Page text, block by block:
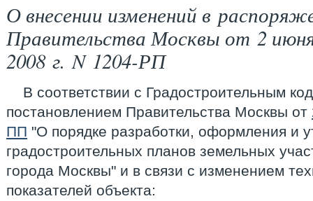
О внесении изменений в
Правительства Москвы от 2
2008 г. N 1204-РП
В соответствии с Градостроительным
постановлением Правительства Москвы от
ПП "О порядке разработки, оформления и
градостроительных планов земельных
города Москвы" и в связи с изменением
показателей объекта: